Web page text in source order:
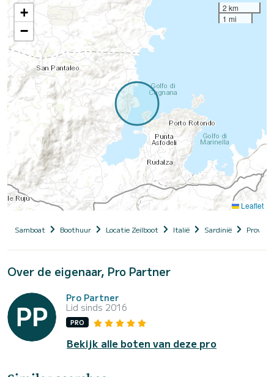
+
−
2 km
1 mi
Leaflet
Samboat Boothuur Locatie Zeilboot Italië Sardinië
Over de eigenaar, Pro Partner
Pro Partner
Lid sinds 2016
PRO
Bekijk alle boten van deze pro